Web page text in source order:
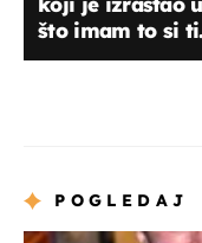
što imam to si
POGLEDAJ